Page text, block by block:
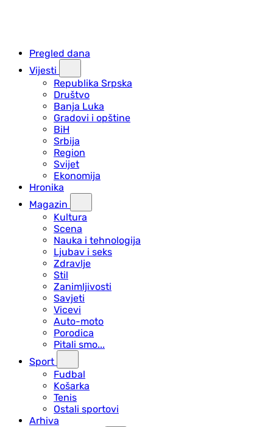
Pregled dana
Vijesti
Republika Srpska
Društvo
Banja Luka
Gradovi i opštine
BiH
Srbija
Region
Svijet
Ekonomija
Hronika
Magazin
Kultura
Scena
Nauka i tehnologija
Ljubav i seks
Zdravlje
Stil
Zanimljivosti
Savjeti
Vicevi
Auto-moto
Porodica
Pitali smo...
Sport
Fudbal
Košarka
Tenis
Ostali sportovi
Arhiva